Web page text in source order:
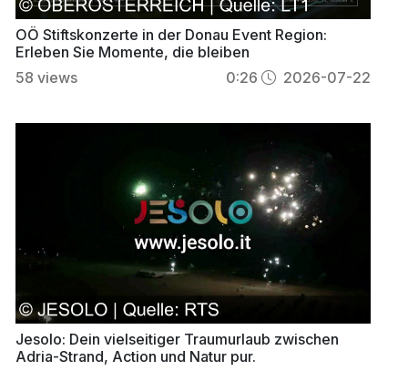
OÖ Stiftskonzerte in der Donau Event Region:
Erleben Sie Momente, die bleiben
58 views 0:26 2026-07-22
Jesolo: Dein vielseitiger Traumurlaub zwischen
Adria-Strand, Action und Natur pur.